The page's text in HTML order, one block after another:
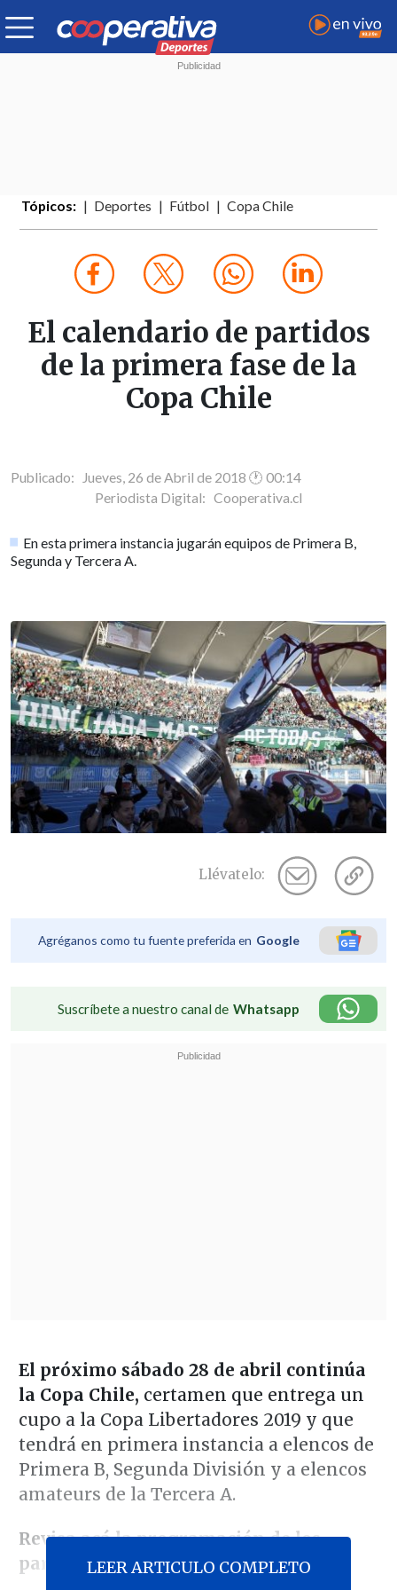
Tópicos: Deportes Fútbol Copa Chile
El calendario de partidos
de la primera fase de la
Copa Chile
Publicado: Jueves, 26 de Abril de 2018 🕐 00:14
Periodista Digital: Cooperativa.cl
En esta primera instancia jugarán equipos de Primera B,
Segunda y Tercera A.
Llévatelo:
Agréganos como tu fuente preferida en Google
Suscríbete a nuestro canal de Whatsapp
El próximo sábado 28 de abril continúa
la Copa Chile, certamen que entrega un
cupo a la Copa Libertadores 2019 y que
tendrá en primera instancia a elencos de
Primera B, Segunda División y a elencos
amateurs de la Tercera A.
Revisa acá la programación de los
partidos de idaLEER ARTICULO COMPLETO